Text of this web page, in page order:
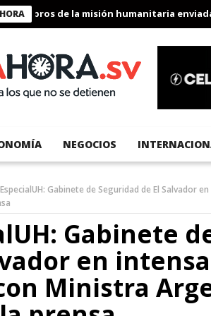
de la misión humanitaria enviada a
NEGOCIOS
Gabinete de Seguridad de El Salvador
Gabinete
en
Ministra